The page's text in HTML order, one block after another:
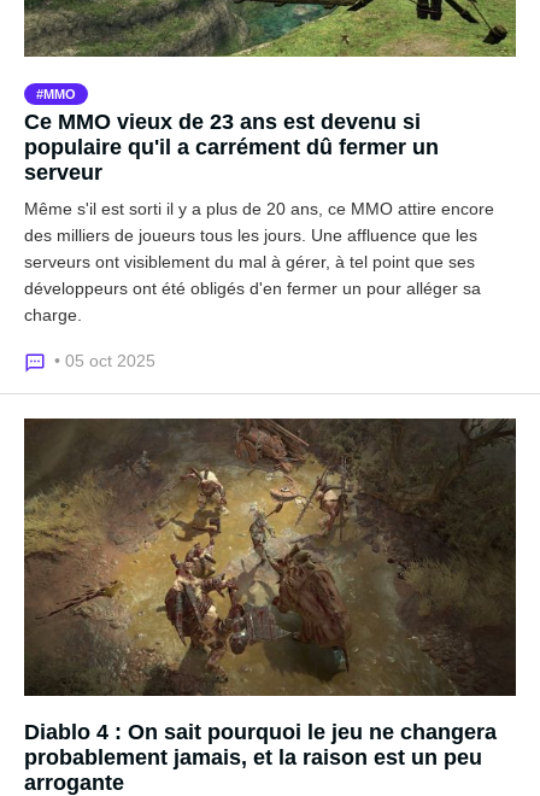
MMO
Ce MMO vieux de 23 ans est devenu si
populaire qu'il a carrément dû fermer un
serveur
Même s'il est sorti il y a plus de 20 ans, ce MMO attire encore
des milliers de joueurs tous les jours. Une affluence que les
serveurs ont visiblement du mal à gérer, à tel point que ses
développeurs ont été obligés d'en fermer un pour alléger sa
charge.
• 05 oct 2025
Diablo 4 : On sait pourquoi le jeu ne changera
probablement jamais, et la raison est un peu
arrogante